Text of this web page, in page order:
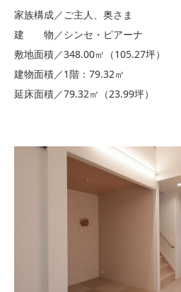
家族構成／ご主人、奥さま
建 物／シンセ・ピアーナ
敷地面積／348.00㎡（105.27坪）
建物面積／1階：79.32㎡
延床面積／79.32㎡（23.99坪）